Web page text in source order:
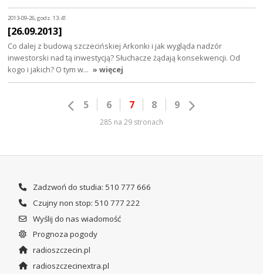
2013-09-26, godz. 13:41
[26.09.2013]
Co dalej z budową szczecińskiej Arkonki i jak wygląda nadzór
inwestorski nad tą inwestycją? Słuchacze żądają konsekwencji. Od
kogo i jakich? O tym w… » więcej
5 6 7 8 9
285 na 29 stronach
Zadzwoń do studia: 510 777 666
Czujny non stop: 510 777 222
Wyślij do nas wiadomość
Prognoza pogody
radioszczecin.pl
radioszczecinextra.pl